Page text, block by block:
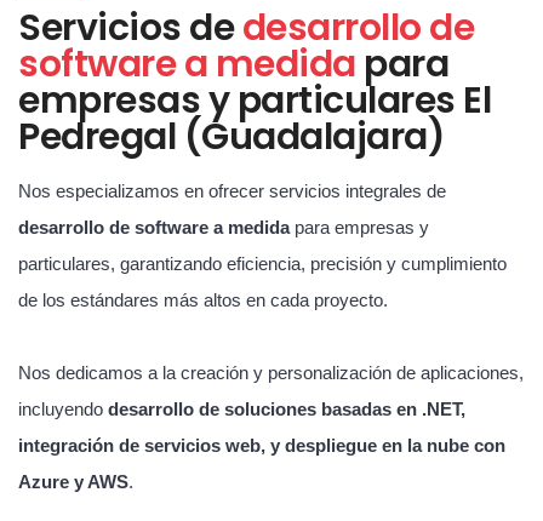
Servicios dedesarrollo de
software a medida para
empresas y particulares El
Pedregal (Guadalajara)
Nos especializamos en ofrecer servicios integrales de
desarrollo de software a medidapara empresas y
particulares, garantizando eficiencia, precisión y cumplimiento
de los estándares más altos en cada proyecto.
Nos dedicamos a la creación y personalización de aplicaciones,
incluyendo desarrollo de soluciones basadas en .NET,
integración de servicios web, y despliegue en la nube con
Azure y AWS.